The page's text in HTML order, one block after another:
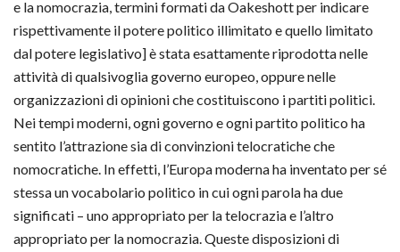
e la nomocrazia, termini formati da Oakeshott per indicare
rispettivamente il potere politico illimitato e quello limitato
dal potere legislativo] è stata esattamente riprodotta nelle
attività di qualsivoglia governo europeo, oppure nelle
organizzazioni di opinioni che costituiscono i partiti politici.
Nei tempi moderni, ogni governo e ogni partito politico ha
sentito l’attrazione sia di convinzioni telocratiche che
nomocratiche. In effetti, l’Europa moderna ha inventato per sé
stessa un vocabolario politico in cui ogni parola ha due
significati – uno appropriato per la telocrazia e l’altro
appropriato per la nomocrazia. Queste disposizioni di